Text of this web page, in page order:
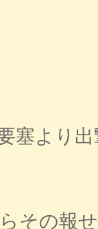
塞より
その報